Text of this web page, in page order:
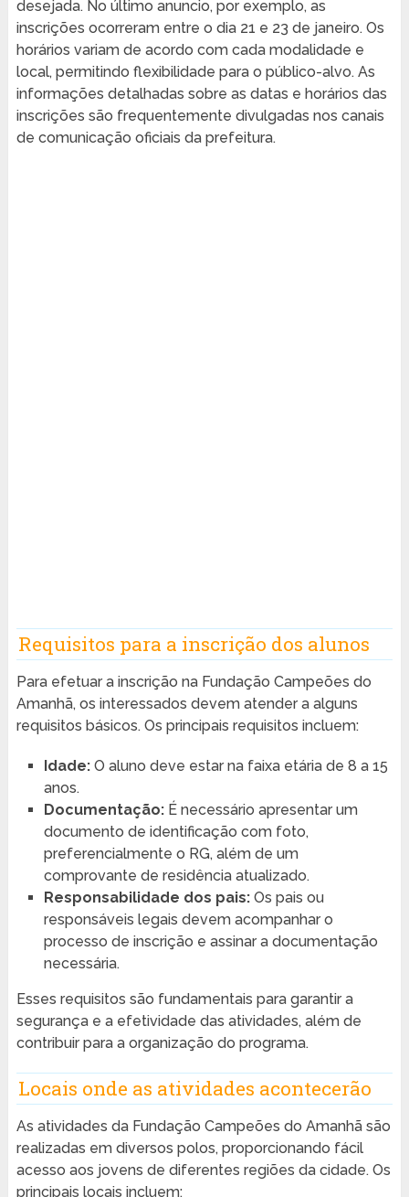
desejada. No último anuncio, por exemplo, as
inscrições ocorreram entre o dia 21 e 23 de janeiro. Os
horários variam de acordo com cada modalidade e
local, permitindo flexibilidade para o público-alvo. As
informações detalhadas sobre as datas e horários das
inscrições são frequentemente divulgadas nos canais
de comunicação oficiais da prefeitura.
Requisitos para a inscrição dos alunos
Para efetuar a inscrição na Fundação Campeões do
Amanhã, os interessados devem atender a alguns
requisitos básicos. Os principais requisitos incluem:
Idade:O aluno deve estar na faixa etária de 8 a 15
anos.
Documentação:É necessário apresentar um
documento de identificação com foto,
preferencialmente o RG, além de um
comprovante de residência atualizado.
Responsabilidade dos pais:Os pais ou
responsáveis legais devem acompanhar o
processo de inscrição e assinar a documentação
necessária.
Esses requisitos são fundamentais para garantir a
segurança e a efetividade das atividades, além de
contribuir para a organização do programa.
Locais onde as atividades acontecerão
As atividades da Fundação Campeões do Amanhã são
realizadas em diversos polos, proporcionando fácil
acesso aos jovens de diferentes regiões da cidade. Os
principais locais incluem: